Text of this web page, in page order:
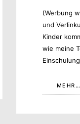
(Werbung
und
Kinder
wie meine
MEHR…